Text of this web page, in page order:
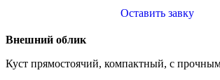
Оставить завку
Внешний облик
Куст прямостоячий, компактный, с